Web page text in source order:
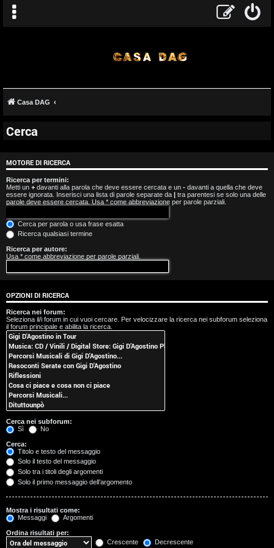
A
r
g
o
m
e
n
i
s
e
n
z
a
r
i
s
p
o
s
Casa DAG
Cerca
MOTORE DI RICERCA
Ricerca per termini:
Metti un + davanti alla parola che deve essere cercata e un - davanti a quella che deve
essere ignorata. Inserisci una lista di parole separate da | tra parentesi se solo una delle
parole deve essere cercata. Usa * come abbreviazione per parole parziali.
Cerca per parola o usa frase esatta
Ricerca qualsiasi termine
Ricerca per autore:
Usa * come abbreviazione per parole parziali.
OPZIONI DI RICERCA
Ricerca nei forum:
Seleziona il/i forum in cui vuoi cercare. Per velocizzare la ricerca nei subforum seleziona
il forum principale e abilita la ricerca.
Cerca nei subforum:
Sì
No
Cerca:
Titolo e testo del messaggio
Solo il testo del messaggio
Solo tra i titoli degli argomenti
Solo il primo messaggio dell’argomento
Mostra i risultati come:
Messaggi
Argomenti
Ordina risultati per:
Crescente
Decrescente